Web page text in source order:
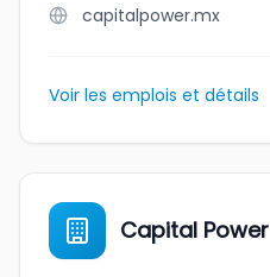
capitalpower.mx
Voir les emplois et détails
Capital Power